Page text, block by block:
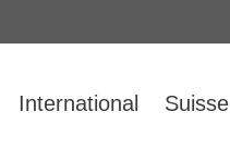
International Suisse